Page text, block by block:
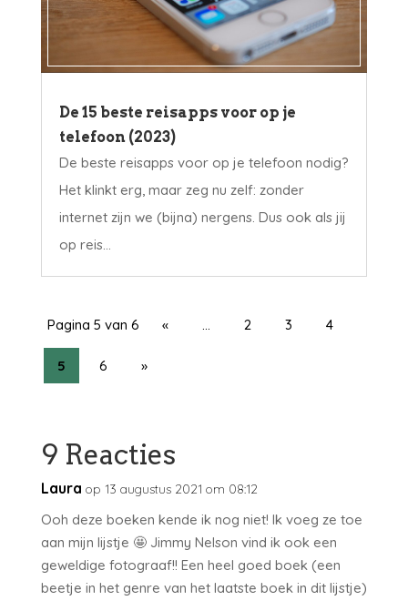
De 15 beste reisapps voor op je
telefoon (2023)
De beste reisapps voor op je telefoon nodig?
Het klinkt erg, maar zeg nu zelf: zonder
internet zijn we (bijna) nergens. Dus ook als jij
op reis...
Pagina 5 van 6 « ... 2 3 4
5 6 »
9 Reacties
Laura op 13 augustus 2021 om 08:12
Ooh deze boeken kende ik nog niet! Ik voeg ze toe
aan mijn lijstje 🤩 Jimmy Nelson vind ik ook een
geweldige fotograaf!! Een heel goed boek (een
beetje in het genre van het laatste boek in dit lijstje)